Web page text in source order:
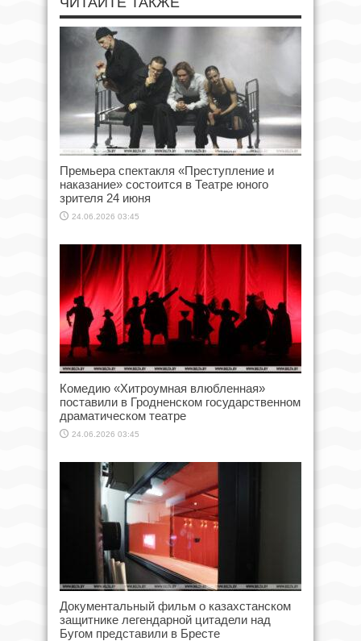
Премьера спектакля «Преступление и
наказание» состоится в Театре юного
зрителя 24 июня
24.06.2026 03:45
Комедию «Хитроумная влюбленная»
поставили в Гродненском государственном
драматическом театре
24.06.2026 03:45
Документальный фильм о казахстанском
защитнике легендарной цитадели над
Бугом представили в Бресте